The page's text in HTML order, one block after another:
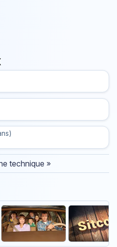
technique »